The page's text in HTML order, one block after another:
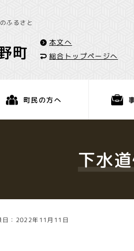
ふるさと
本文へ
総合トップページへ
町民の方へ
下水
日：2022年11月11日